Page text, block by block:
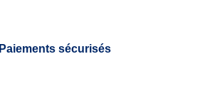
Paiements sécurisés